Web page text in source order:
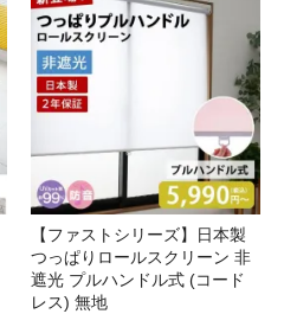
【ファストシリーズ】日本製
つっぱりロールスクリーン 非
遮光 プルハンドル式 (コード
レス) 無地